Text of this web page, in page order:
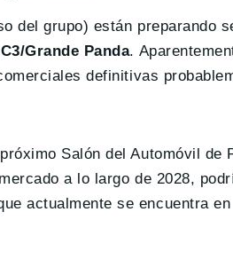
del grupo) están preparando
Grande Panda.
definitivas
Salón del Automóvil de
a lo largo de 2028,
actualmente se encuentra en